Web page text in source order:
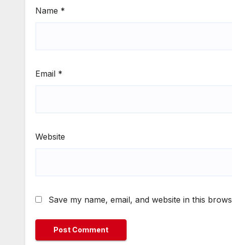
Name *
Email *
Website
Save my name, email, and website in this